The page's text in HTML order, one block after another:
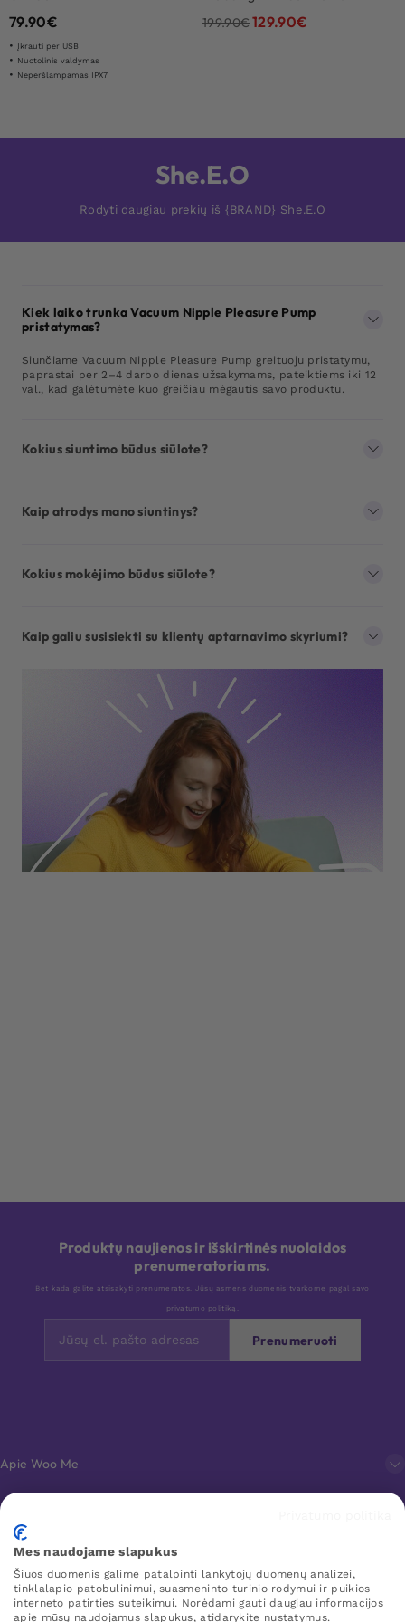
79.90€
Įkrauti per USB
Nuotolinis valdymas
Neperšlampamas IPX7
199.90€129.90€
She.E.O
Rodyti daugiau prekių iš {BRAND} She.E.O
Kiek laiko trunka Vacuum Nipple Pleasure Pump
pristatymas?
Siunčiame Vacuum Nipple Pleasure Pump greituoju pristatymu,
paprastai per 2–4 darbo dienas užsakymams, pateiktiems iki 12
val., kad galėtumėte kuo greičiau mėgautis savo produktu.
Kokius siuntimo būdus siūlote?
Kaip atrodys mano siuntinys?
Kokius mokėjimo būdus siūlote?
Kaip galiu susisiekti su klientų aptarnavimo skyriumi?
Produktų naujienos ir išskirtinės nuolaidos
prenumeratoriams.
Bet kada galite atsisakyti prenumeratos. Jūsų asmens duomenis tvarkome pagal savo
privatumo politiką .
Prenumeruoti
Apie Woo Me
Klientų aptarnavimas
Mėgstamiausi
Mes naudojame slapukus
Šiuos duomenis galime patalpinti lankytojų duomenų analizei,
tinklalapio patobulinimui, suasmeninto turinio rodymui ir puikios
interneto patirties suteikimui. Norėdami gauti daugiau informacijos
apie mūsų naudojamus slapukus, atidarykite nustatymus.